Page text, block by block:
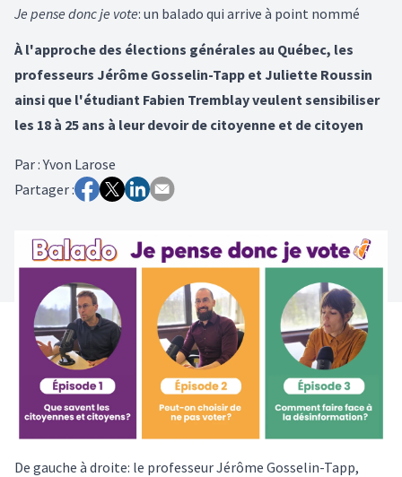
Je pense donc je vote: un balado qui arrive à point nommé
À l'approche des élections générales au Québec, les
professeurs Jérôme Gosselin-Tapp et Juliette Roussin
ainsi que l'étudiant Fabien Tremblay veulent sensibiliser
les 18 à 25 ans à leur devoir de citoyenne et de citoyen
Par:Yvon Larose
Partager :
De gauche à droite: le professeur Jérôme Gosselin-Tapp,